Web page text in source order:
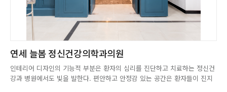
연세 늘봄 정신건강의학과의원
인테리어 디자인의 기능적 부분은 환자의 심리를 진단하고 치료하는 정신건
강과 병원에서도 빛을 발한다. 편안하고 안정감 있는 공간은 환자들이 진지